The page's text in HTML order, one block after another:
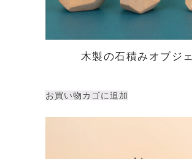
木製の石積みオブジェ
お買い物カゴに追加